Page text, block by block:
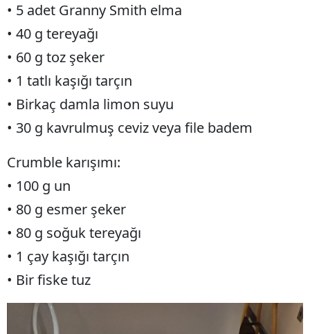
• 5 adet Granny Smith elma
• 40 g tereyağı
• 60 g toz şeker
• 1 tatlı kaşığı tarçın
• Birkaç damla limon suyu
• 30 g kavrulmuş ceviz veya file badem
Crumble karışımı:
• 100 g un
• 80 g esmer şeker
• 80 g soğuk tereyağı
• 1 çay kaşığı tarçın
• Bir fiske tuz